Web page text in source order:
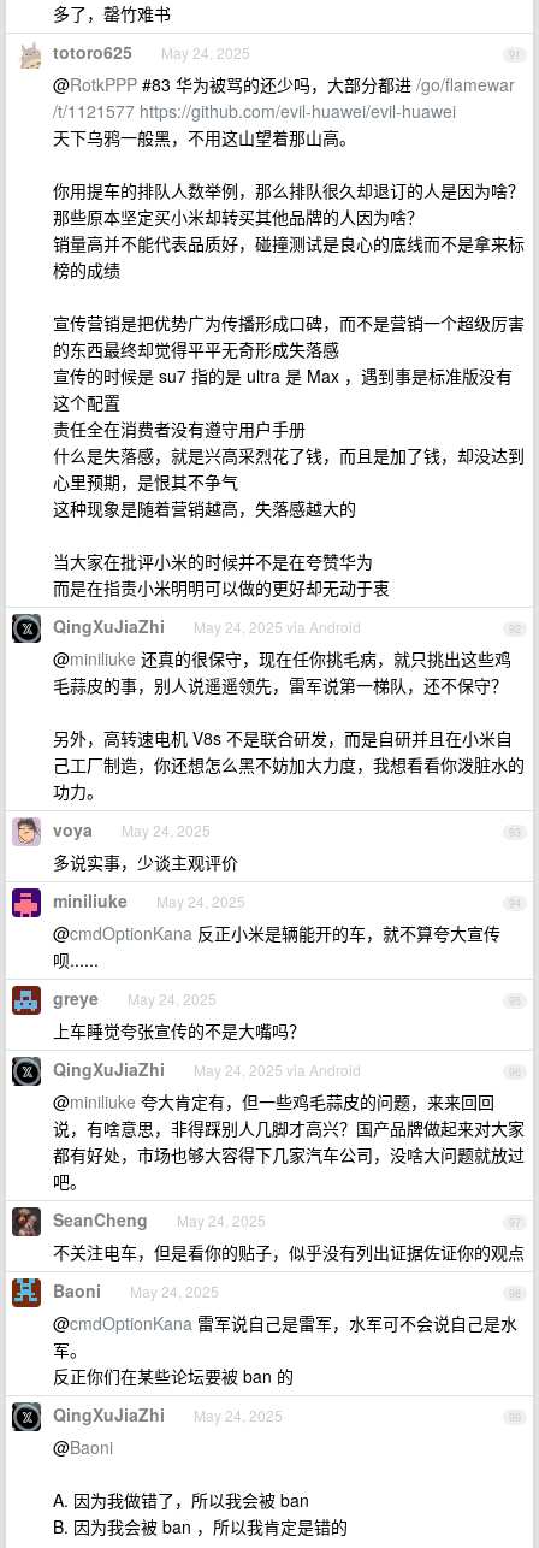
多了，罄竹难书
91
totoro625 May 24, 2025
@RotkPPP #83 华为被骂的还少吗，大部分都进 /go/flamewar
/t/1121577 https://github.com/evil-huawei/evil-huawei
天下乌鸦一般黑，不用这山望着那山高。
你用提车的排队人数举例，那么排队很久却退订的人是因为啥？
那些原本坚定买小米却转买其他品牌的人因为啥？
销量高并不能代表品质好，碰撞测试是良心的底线而不是拿来标
榜的成绩
宣传营销是把优势广为传播形成口碑，而不是营销一个超级厉害
的东西最终却觉得平平无奇形成失落感
宣传的时候是 su7 指的是 ultra 是 Max ，遇到事是标准版没有
这个配置
责任全在消费者没有遵守用户手册
什么是失落感，就是兴高采烈花了钱，而且是加了钱，却没达到
心里预期，是恨其不争气
这种现象是随着营销越高，失落感越大的
当大家在批评小米的时候并不是在夸赞华为
而是在指责小米明明可以做的更好却无动于衷
92
QingXuJiaZhi May 24, 2025 via Android
@miniliuke 还真的很保守，现在任你挑毛病，就只挑出这些鸡
毛蒜皮的事，别人说遥遥领先，雷军说第一梯队，还不保守？
另外，高转速电机 V8s 不是联合研发，而是自研并且在小米自
己工厂制造，你还想怎么黑不妨加大力度，我想看看你泼脏水的
功力。
93
voya May 24, 2025
多说实事，少谈主观评价
94
miniliuke May 24, 2025
@cmdOptionKana 反正小米是辆能开的车，就不算夸大宣传
呗......
95
greye May 24, 2025
上车睡觉夸张宣传的不是大嘴吗？
96
QingXuJiaZhi May 24, 2025 via Android
@miniliuke 夸大肯定有，但一些鸡毛蒜皮的问题，来来回回
说，有啥意思，非得踩别人几脚才高兴？国产品牌做起来对大家
都有好处，市场也够大容得下几家汽车公司，没啥大问题就放过
吧。
97
SeanCheng May 24, 2025
不关注电车，但是看你的贴子，似乎没有列出证据佐证你的观点
98
Baoni May 24, 2025
@cmdOptionKana 雷军说自己是雷军，水军可不会说自己是水
军。
反正你们在某些论坛要被 ban 的
99
QingXuJiaZhi May 24, 2025
@Baoni
A. 因为我做错了，所以我会被 ban
B. 因为我会被 ban ，所以我肯定是错的